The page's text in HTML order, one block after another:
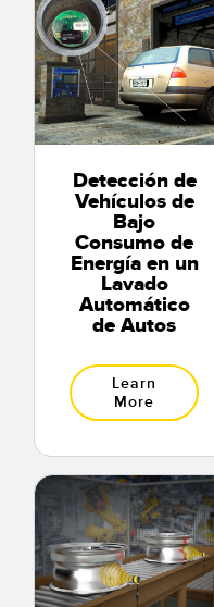
Detección de
Vehículos de
Bajo
Consumo de
Energía en un
Lavado
Automático
de Autos
Learn
More